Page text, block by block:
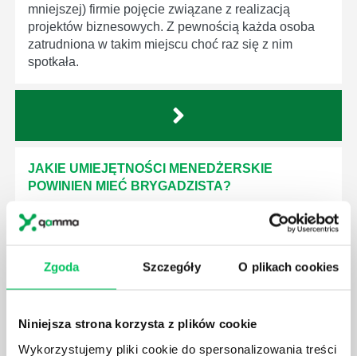
Zgoda Szczegóły O plikach cookies
Niniejsza strona korzysta z plików cookie
Wykorzystujemy pliki cookie do spersonalizowania treści
mniejszej) firmie pojęcie związane z realizacją
projektów biznesowych. Z pewnością każda osoba
zatrudniona w takim miejscu choć raz się z nim
spotkała.
JAKIE UMIEJĘTNOŚCI MENEDŻERSKIE
POWINIEN MIEĆ BRYGADZISTA?
Nawet zespół złożony z doskonale wykształconych i
kompetentnych pracowników nie będzie w stanie
nim odpowiedniego kierownictwa. Zawsze